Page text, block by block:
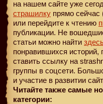
на нашем сайте уже
страшилку прямо сейчас
или перейдите к чтению
публикации. Не
статьи можно найти
понравившихся историй,
ставить ссылку на
группы в соцсети.
и участие в развитии
Читайте также самые
категории: